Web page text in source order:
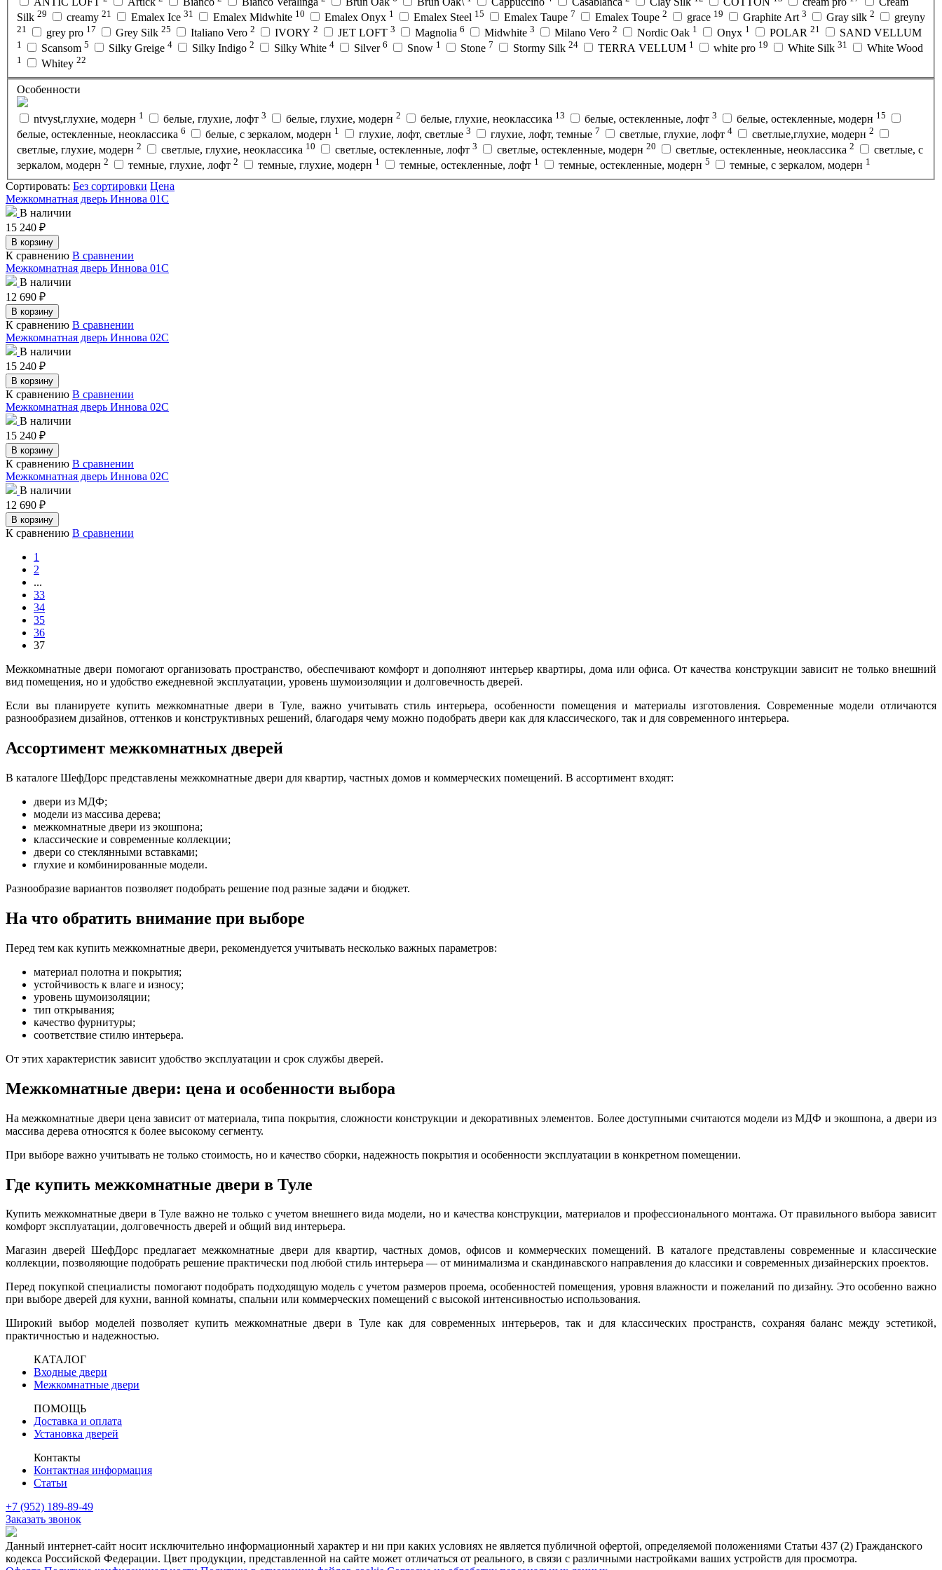
Silk 29 creamy 21 Emalex Ice 31 Emalex Midwhite 10 Emalex Onyx 1 Emalex Steel 15 Emalex Taupe 7 Emalex Toupe 2 grace 19 Graphite Art 3 Gray silk 2 greyny
21 grey pro 17 Grey Silk 25 Italiano Vero 2 IVORY 2 JET LOFT 3 Magnolia 6 Midwhite 3 Milano Vero 2 Nordic Oak 1 Onyx 1 POLAR 21 SAND VELLUM
1 Scansom 5 Silky Greige 4 Silky Indigo 2 Silky White 4 Silver 6 Snow 1 Stone 7 Stormy Silk 24 TERRA VELLUM 1 white pro 19 White Silk 31 White Wood
1 Whitey 22
Особенности
ntvyst,глухие, модерн 1 белые, глухие, лофт 3 белые, глухие, модерн 2 белые, глухие, неоклассика 13 белые, остекленные, лофт 3 белые, остекленные, модерн 15
белые, остекленные, неоклассика 6 белые, с зеркалом, модерн 1 глухие, лофт, светлые 3 глухие, лофт, темные 7 светлые, глухие, лофт 4 светлые,глухие, модерн 2
светлые, глухие, модерн 2 светлые, глухие, неоклассика 10 светлые, остекленные, лофт 3 светлые, остекленные, модерн 20 светлые, остекленные, неоклассика 2
светлые, с
зеркалом, модерн 2 темные, глухие, лофт 2 темные, глухие, модерн 1 темные, остекленные, лофт 1 темные, остекленные, модерн 5 темные, с зеркалом, модерн 1
Сортировать: Без сортировки Цена
Межкомнатная дверь Иннова 01С
В наличии
15 240 ₽
В корзину
К сравнению В сравнении
Межкомнатная дверь Иннова 01С
В наличии
12 690 ₽
В корзину
К сравнению В сравнении
Межкомнатная дверь Иннова 02С
В наличии
15 240 ₽
В корзину
К сравнению В сравнении
Межкомнатная дверь Иннова 02С
В наличии
15 240 ₽
В корзину
К сравнению В сравнении
Межкомнатная дверь Иннова 02С
В наличии
12 690 ₽
В корзину
К сравнению В сравнении
1
2
...
33
34
35
36
37
Межкомнатные двери помогают организовать пространство, обеспечивают комфорт и дополняют интерьер квартиры, дома или офиса. От качества конструкции зависит не только внешний
вид помещения, но и удобство ежедневной эксплуатации, уровень шумоизоляции и долговечность дверей.
Если вы планируете купить межкомнатные двери в Туле, важно учитывать стиль интерьера, особенности помещения и материалы изготовления. Современные модели отличаются
разнообразием дизайнов, оттенков и конструктивных решений, благодаря чему можно подобрать двери как для классического, так и для современного интерьера.
Ассортимент межкомнатных дверей
В каталоге ШефДорс представлены межкомнатные двери для квартир, частных домов и коммерческих помещений. В ассортимент входят:
двери из МДФ;
модели из массива дерева;
межкомнатные двери из экошпона;
классические и современные коллекции;
двери со стеклянными вставками;
глухие и комбинированные модели.
Разнообразие вариантов позволяет подобрать решение под разные задачи и бюджет.
На что обратить внимание при выборе
Перед тем как купить межкомнатные двери, рекомендуется учитывать несколько важных параметров:
материал полотна и покрытия;
устойчивость к влаге и износу;
уровень шумоизоляции;
тип открывания;
качество фурнитуры;
соответствие стилю интерьера.
От этих характеристик зависит удобство эксплуатации и срок службы дверей.
Межкомнатные двери: цена и особенности выбора
На межкомнатные двери цена зависит от материала, типа покрытия, сложности конструкции и декоративных элементов. Более доступными считаются модели из МДФ и экошпона, а двери из
массива дерева относятся к более высокому сегменту.
При выборе важно учитывать не только стоимость, но и качество сборки, надежность покрытия и особенности эксплуатации в конкретном помещении.
Где купить межкомнатные двери в Туле
Купить межкомнатные двери в Туле важно не только с учетом внешнего вида модели, но и качества конструкции, материалов и профессионального монтажа. От правильного выбора зависит
комфорт эксплуатации, долговечность дверей и общий вид интерьера.
Магазин дверей ШефДорс предлагает межкомнатные двери для квартир, частных домов, офисов и коммерческих помещений. В каталоге представлены современные и классические
коллекции, позволяющие подобрать решение практически под любой стиль интерьера — от минимализма и скандинавского направления до классики и современных дизайнерских проектов.
Перед покупкой специалисты помогают подобрать подходящую модель с учетом размеров проема, особенностей помещения, уровня влажности и пожеланий по дизайну. Это особенно важно
при выборе дверей для кухни, ванной комнаты, спальни или коммерческих помещений с высокой интенсивностью использования.
Широкий выбор моделей позволяет купить межкомнатные двери в Туле как для современных интерьеров, так и для классических пространств, сохраняя баланс между эстетикой,
практичностью и надежностью.
КАТАЛОГ
Входные двери
Межкомнатные двери
ПОМОЩЬ
Доставка и оплата
Установка дверей
Контакты
Контактная информация
Статьи
+7 (952) 189-89-49
Заказать звонок
Данный интернет-сайт носит исключительно информационный характер и ни при каких условиях не является публичной офертой, определяемой положениями Статьи 437 (2) Гражданского
кодекса Российской Федерации. Цвет продукции, представленной на сайте может отличаться от реального, в связи с различными настройками ваших устройств для просмотра.